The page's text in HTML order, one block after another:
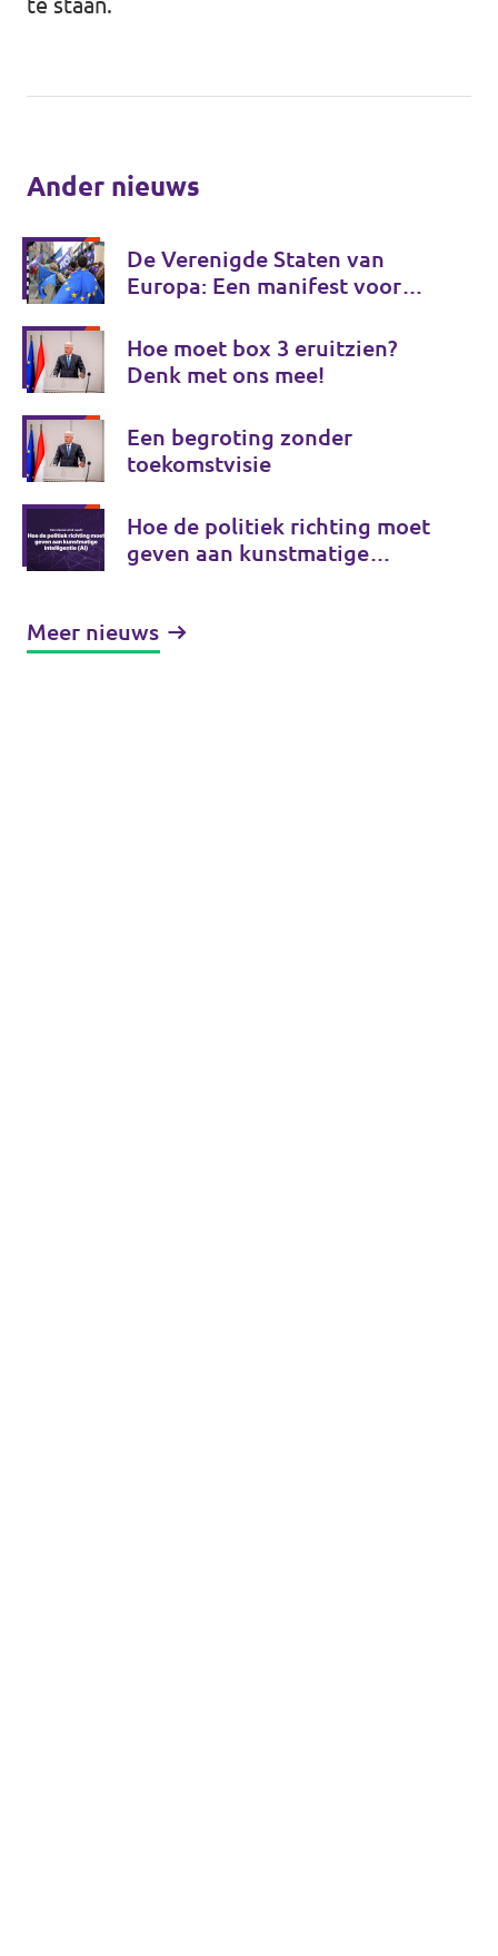
Ander nieuws
De Verenigde Staten van
Europa: Een manifest voor
Hoe moet box 3 eruitzien?
Denk met ons mee!
Een begroting zonder
toekomstvisie
Hoe de politiek richting moet
geven aan kunstmatige
Meer nieuws